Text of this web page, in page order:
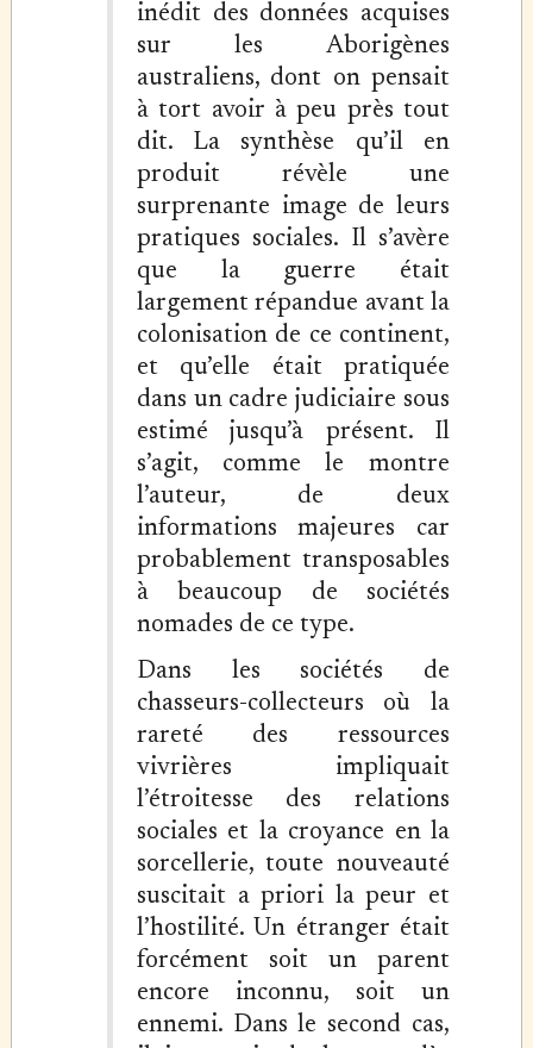
inédit des données acquises
sur les Aborigènes
australiens, dont on pensait
à tort avoir à peu près tout
dit. La synthèse qu’il en
produit révèle une
surprenante image de leurs
pratiques sociales. Il s’avère
que la guerre était
largement répandue avant la
colonisation de ce continent,
et qu’elle était pratiquée
dans un cadre judiciaire sous
estimé jusqu’à présent. Il
s’agit, comme le montre
l’auteur, de deux
informations majeures car
probablement transposables
à beaucoup de sociétés
nomades de ce type.
Dans les sociétés de
chasseurs-collecteurs où la
rareté des ressources
vivrières impliquait
l’étroitesse des relations
sociales et la croyance en la
sorcellerie, toute nouveauté
suscitait a priori la peur et
l’hostilité. Un étranger était
forcément soit un parent
encore inconnu, soit un
ennemi. Dans le second cas,